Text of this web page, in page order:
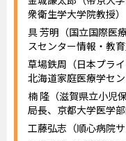
衆衛生学大学院教授）
具 芳明（国立国際医
スセンター情報・教育
草場鉄周（日本プラ
北海道家庭医療学セン
楠 隆（滋賀県立小児
局長、京都大学医学部
工藤弘志（順心病院